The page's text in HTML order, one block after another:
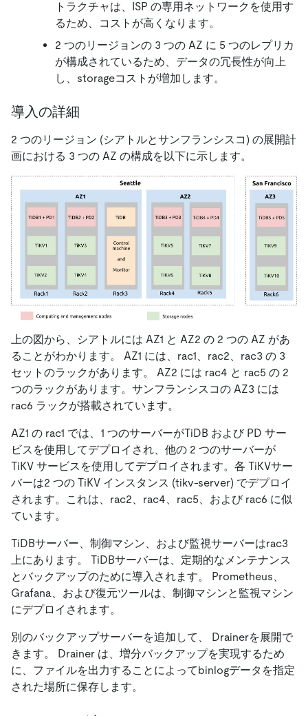
トラクチャは、ISP の専用ネットワークを使用す
るため、コストが高くなります。
2 つのリージョンの 3 つの AZ に 5 つのレプリカ
が構成されているため、データの冗長性が向上
し、storageコストが増加します。
導入の詳細
2 つのリージョン (シアトルとサンフランシスコ) の展開計
画における 3 つの AZ の構成を以下に示します。
上の図から、シアトルには AZ1 と AZ2 の 2 つの AZ があ
ることがわかります。 AZ1 には、rac1、rac2、rac3 の 3
セットのラックがあります。 AZ2 には rac4 と rac5 の 2
つのラックがあります。サンフランシスコの AZ3 には
rac6 ラックが搭載されています。
AZ1 の rac1 では、1 つのサーバーがTiDB および PD サー
ビスを使用してデプロイされ、他の 2 つのサーバーが
TiKV サービスを使用してデプロイされます。各 TiKVサー
バーは2 つの TiKV インスタンス (tikv-server) でデプロイ
されます。これは、rac2、rac4、rac5、および rac6 に似
ています。
TiDBサーバー、制御マシン、および監視サーバーはrac3
上にあります。 TiDBサーバーは、定期的なメンテナンス
とバックアップのために導入されます。 Prometheus、
Grafana、および復元ツールは、制御マシンと監視マシン
にデプロイされます。
別のバックアップサーバーを追加して、 Drainerを展開で
きます。 Drainer は、増分バックアップを実現するため
に、ファイルを出力することによってbinlogデータを指定
された場所に保存します。